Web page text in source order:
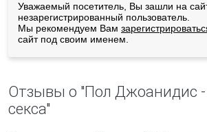
Уважаемый посетитель, Вы зашли на
незарегистрированный пользователь.
Мы рекомендуем Вам
сайт под своим именем.
Отзывы о "Пол Джоанидис
секса"